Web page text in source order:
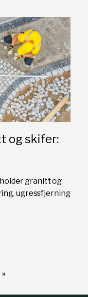
og skifer:
granitt og
ugressfjerning